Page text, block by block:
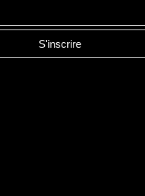
S'inscrire